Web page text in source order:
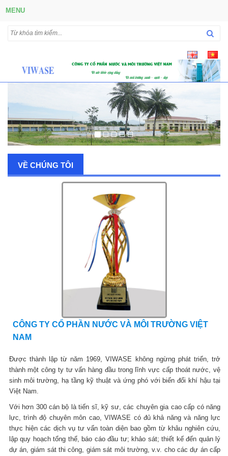
MENU
VỀ CHÚNG TÔI
CÔNG TY CỔ PHẦN NƯỚC VÀ MÔI TRƯỜNG VIỆT
NAM
Được thành lập từ năm 1969, VIWASE không ngừng phát triển, trở
thành một công ty tư vấn hàng đầu trong lĩnh vực cấp thoát nước, vệ
sinh môi trường, hạ tầng kỹ thuật và ứng phó với biến đổi khí hậu tại
Việt Nam.
Với hơn 300 cán bộ là tiến sĩ, kỹ sư, các chuyên gia cao cấp có năng
lực, trình độ chuyên môn cao, VIWASE có đủ khả năng và năng lực
thực hiện các dịch vụ tư vấn toàn diện bao gồm từ khâu nghiên cứu,
lập quy hoạch tổng thể, báo cáo đầu tư; khảo sát; thiết kế đến quản lý
dự án, giám sát thi công, giám sát môi trường, v.v. cho các dự án cấp